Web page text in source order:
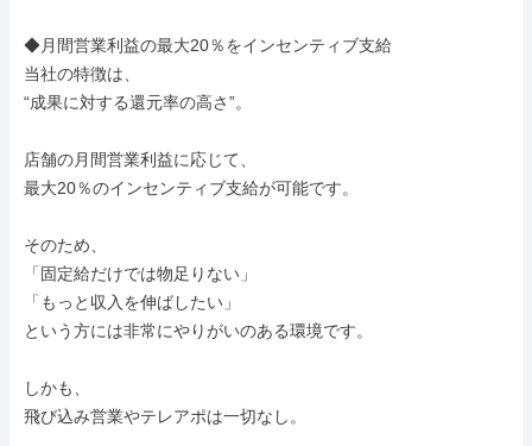
◆月間営業利益の最大20％をインセンティブ支給
当社の特徴は、
“成果に対する還元率の高さ”。
店舗の月間営業利益に応じて、
最大20％のインセンティブ支給が可能です。
そのため、
「固定給だけでは物足りない」
「もっと収入を伸ばしたい」
という方には非常にやりがいのある環境です。
しかも、
飛び込み営業やテレアポは一切なし。